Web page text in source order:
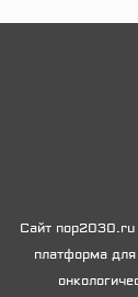
Сайт nop2030.ru
платформа